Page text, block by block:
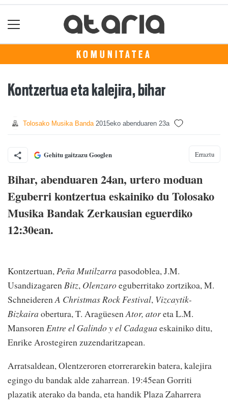
KOMUNITATEA
Kontzertua eta kalejira, bihar
Tolosako Musika Banda 2015eko abenduaren 23a
Gehitu gaitzazu Googlen Erraztu
Bihar, abenduaren 24an, urtero moduan
Eguberri kontzertua eskainiko du Tolosako
Musika Bandak Zerkausian eguerdiko
12:30ean.
Kontzertuan,Peña Mutilzarra pasodoblea, J.M.
UsandizagarenBitz, Olenzaroeguberritako zortzikoa, M.
SchneiderenA Christmas Rock Festival, Vizcaytik-
Bizkaira obertura, T. AragüesenAtor, atoreta L.M.
MansorenEntre el Galindo y el Cadagua eskainiko ditu,
Enrike Arostegiren zuzendaritzapean.
Arratsaldean, Olentzeroren etorrerarekin batera, kalejira
egingo du bandak alde zaharrean. 19:45ean Gorriti
plazatik aterako da banda, eta handik Plaza Zaharrera